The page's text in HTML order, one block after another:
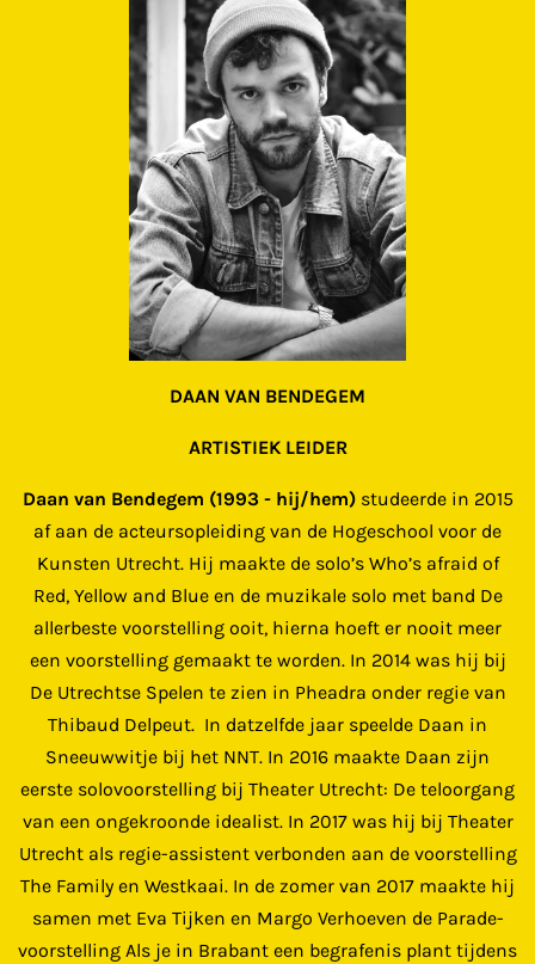
DAAN VAN BENDEGEM
ARTISTIEK LEIDER
Daan van Bendegem (1993 - hij/hem)studeerde in 2015
af aan de acteursopleiding van de Hogeschool voor de
Kunsten Utrecht. Hij maakte de solo’s Who’s afraid of
Red, Yellow and Blueen de muzikale solo met band De
allerbeste voorstelling ooit, hierna hoeft er nooit meer
een voorstelling gemaakt te worden. In 2014 was hij bij
De Utrechtse Spelen te zien in Pheadra onder regie van
Thibaud Delpeut. In datzelfde jaar speelde Daan in
Sneeuwwitje bij het NNT. In 2016 maakte Daan zijn
eerste solovoorstelling bij Theater Utrecht: De teloorgang
van een ongekroonde idealist. In 2017 was hij bij Theater
Utrecht als regie-assistent verbonden aan de voorstelling
The Family en Westkaai. In de zomer van 2017 maakte hij
samen met Eva Tijken en Margo Verhoeven de Parade-
voorstelling Als je in Brabant een begrafenis plant tijdens